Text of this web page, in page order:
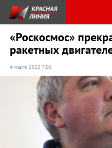
«Роскосмос»
ракетных
4 марта 2022 7:01